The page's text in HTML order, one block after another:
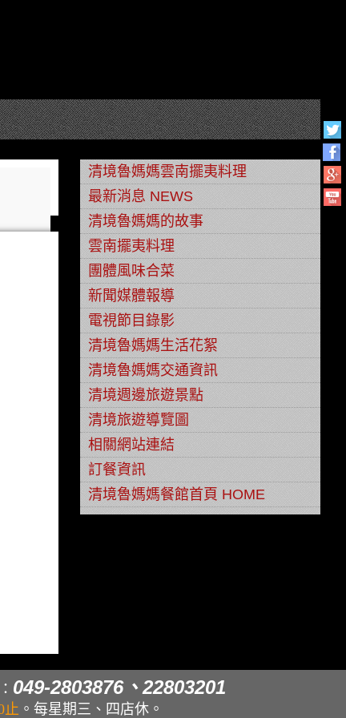
清境魯媽媽雲南擺夷料理
最新消息 NEWS
清境魯媽媽的故事
雲南擺夷料理
團體風味合菜
新聞媒體報導
電視節目錄影
清境魯媽媽生活花絮
清境魯媽媽交通資訊
清境週邊旅遊景點
清境旅遊導覽圖
相關網站連結
訂餐資訊
清境魯媽媽餐館首頁 HOME
049-2803876、22803201
止 。每星期三、四店休。